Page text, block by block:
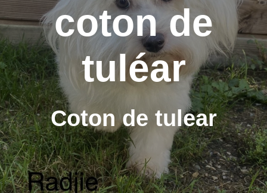
coton de
tuléar
Coton de tulear